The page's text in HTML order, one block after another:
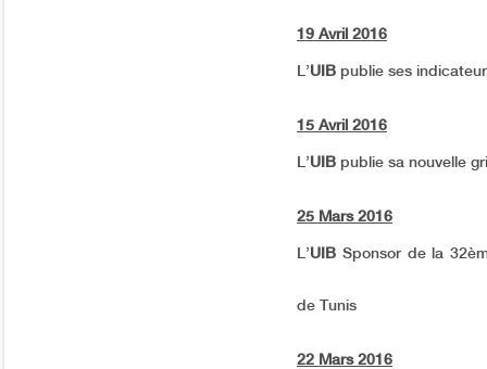
19 Avril 2016
L’UIB publie ses
15 Avril 2016
L’UIB publie sa nouvelle
25 Mars 2016
L’UIB Sponsor de la
de Tunis
22 Mars 2016